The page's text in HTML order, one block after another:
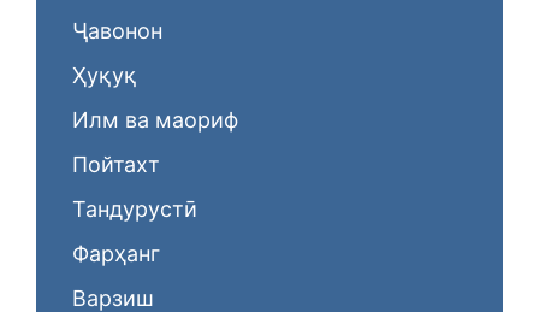
Ҷавонон
Ҳуқуқ
Илм ва маориф
Пойтахт
Тандурустӣ
Фарҳанг
Варзиш